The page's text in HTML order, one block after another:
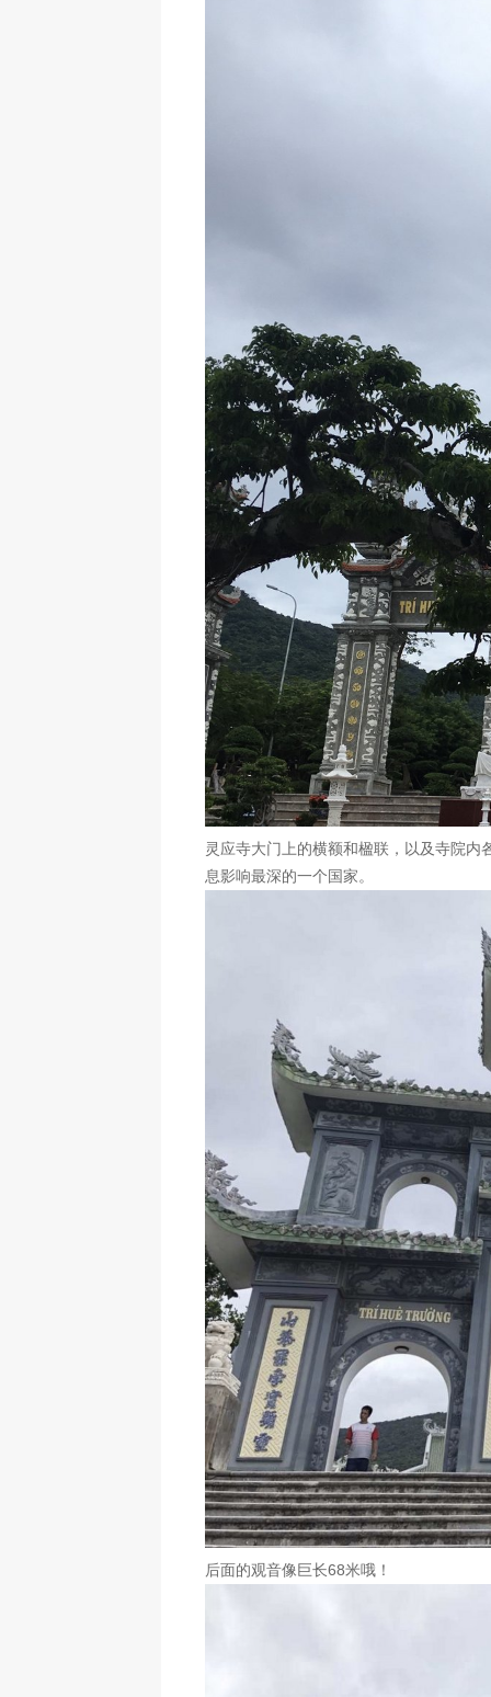
灵应寺大门上的横额和楹联，以及寺院
息影响最深的一个国家。
后面的观音像巨长68米哦！